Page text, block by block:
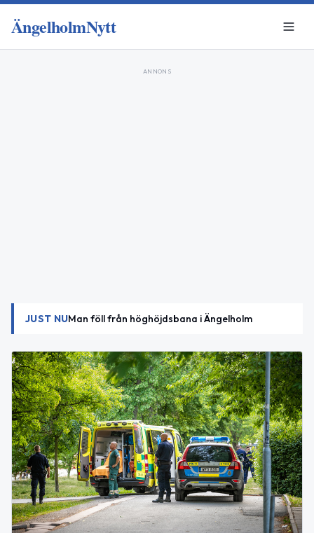
ÄngelholmNytt
ANNONS
JUST NUMan föll från höghöjdsbana i Ängelholm